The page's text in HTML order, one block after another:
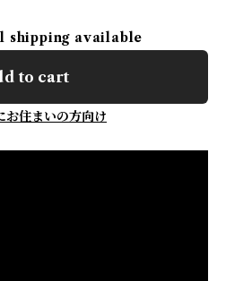
shipping available
to cart
お住まいの方向け